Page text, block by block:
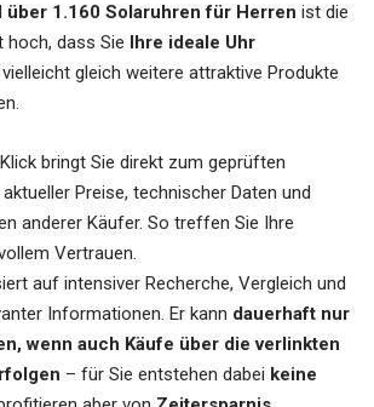
über 1.160 Solaruhren für Herren ist die
hoch, dass Sie Ihre ideale Uhr
gleich weitere attraktive Produkte
bringt Sie direkt zum geprüften
Preise, technischer Daten und
anderer Käufer. So treffen Sie Ihre
Vertrauen.
auf intensiver Recherche, Vergleich und
Informationen. Er kann dauerhaft nur
wenn auch Käufe über die verlinkten
– für Sie entstehen dabei keine